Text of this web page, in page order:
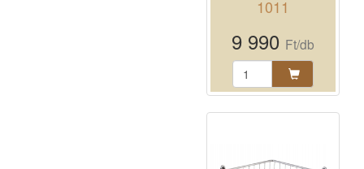
1011
9 990 Ft/db